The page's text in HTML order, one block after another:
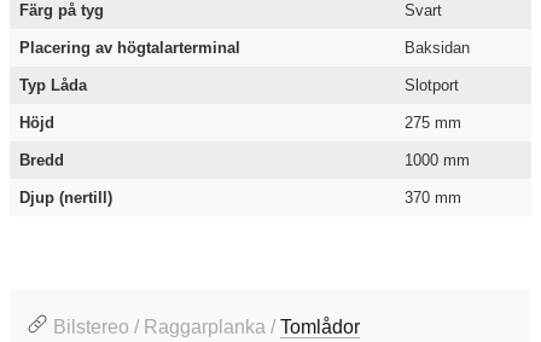
Färg på tyg Svart
Placering av högtalarterminal Baksidan
Typ Låda Slotport
Höjd 275 mm
Bredd 1000 mm
Djup (nertill) 370 mm
Bilstereo / Raggarplanka /Tomlådor